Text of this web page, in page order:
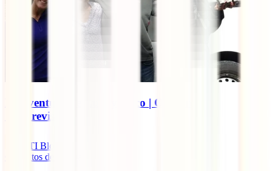
La aventura de Luly y Coco | Octubre’17
“Imprevistos”
IATI Blog
minutos de lectura